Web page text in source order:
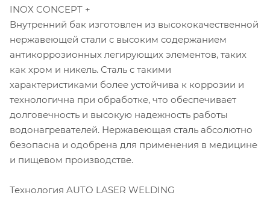
INOX CONCEPT +
Внутренний бак изготовлен из высококачественной
нержавеющей стали с высоким содержанием
антикоррозионных легирующих элементов, таких
как хром и никель. Сталь с такими
характеристиками более устойчива к коррозии и
технологична при обработке, что обеспечивает
долговечность и высокую надежность работы
водонагревателей. Нержавеющая сталь абсолютно
безопасна и одобрена для применения в медицине
и пищевом производстве.
Технология AUTO LASER WELDING